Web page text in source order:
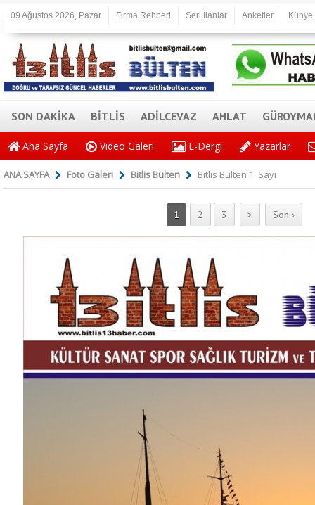
09 Ağustos 2026, Pazar Firma Rehberi Seri İlanlar Anketler Künye
SON DAKİKA BİTLİS ADİLCEVAZ AHLAT
Ana Sayfa Video Galeri E-Dergi Yazarlar
ANA SAYFA Foto Galeri Bitlis Bülten Bitlis Bülten 1. Sayı
1 2 3 > Son ›